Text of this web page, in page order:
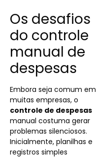
Os desafios
do controle
manual de
despesas
Embora seja comum em
muitas empresas, o
controle de despesas
manual costuma gerar
problemas silenciosos.
Inicialmente, planilhas e
registros simples